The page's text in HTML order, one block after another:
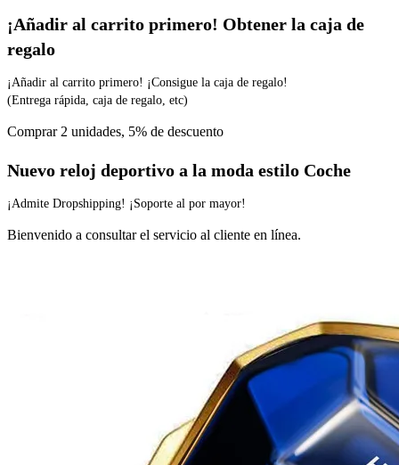
¡Añadir al carrito primero! Obtener la caja de
regalo
¡Añadir al carrito primero! ¡Consigue la caja de regalo!
(Entrega rápida, caja de regalo, etc)
Comprar 2 unidades, 5% de descuento
Nuevo reloj deportivo a la moda estilo Coche
¡Admite Dropshipping! ¡Soporte al por mayor!
Bienvenido a consultar el servicio al cliente en línea.